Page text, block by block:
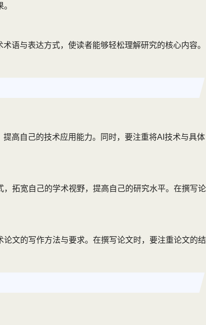
语与表达方式，使读者能够轻松理解研究的核心内容。
高自己的技术应用能力。同时，要注重将AI技术与具体
拓宽自己的学术视野，提高自己的研究水平。在撰写论
文的写作方法与要求。在撰写论文时，要注重论文的结